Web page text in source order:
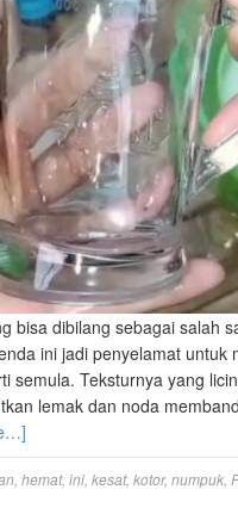
bisa dibilang sebagai salah
ini jadi penyelamat untuk
semula. Teksturnya yang
lemak dan noda
hemat, ini kesat, kotor, numpuk